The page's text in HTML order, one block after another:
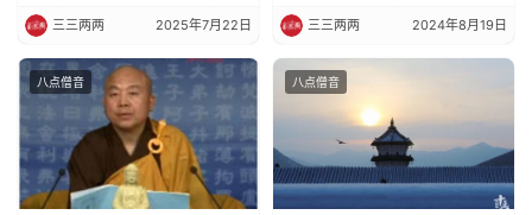
三三两两 2025年7月22日 三三两两 2024年8月19日
八点僧音 八点僧音